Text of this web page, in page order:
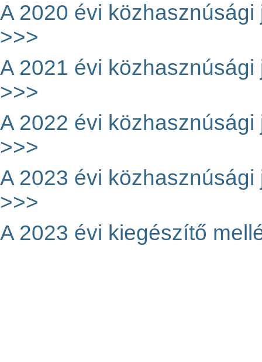
A 2020 évi
>>>
A 2021 évi
>>>
A 2022 évi
>>>
A 2023 évi
>>>
A 2023 évi kiegészítő